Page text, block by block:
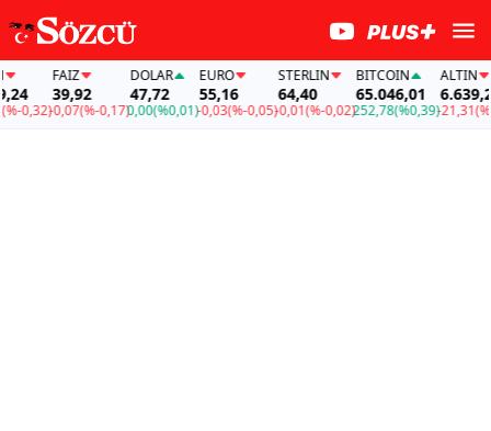
FAİZ
39,92
-0,07(%-0,17)
DOLAR
47,72
0,00(%0,01)
EURO
55,16
-0,03(%-0,05)
STERLIN
64,40
-0,01(%-0,02)
BITCOIN
65.046,01
252,78(%0,39)
ALTIN
6.639,24
-21,31(%-